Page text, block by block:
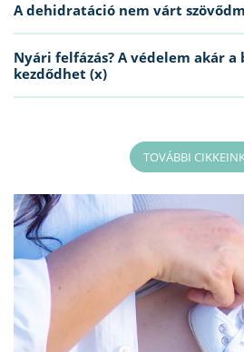
A dehidratáció nem várt
Nyári felfázás? A védelem akár
kezdődhet (x)
TOVÁBBI